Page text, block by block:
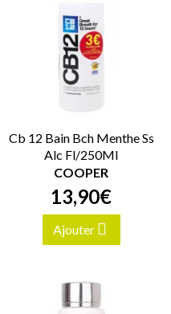
Cb 12 Bain Bch Menthe Ss
Alc Fl/250Ml
COOPER
13,90€
Ajouter